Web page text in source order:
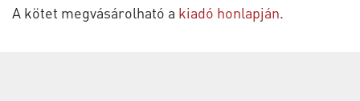
A kötet megvásárolható a kiadó honlapján.